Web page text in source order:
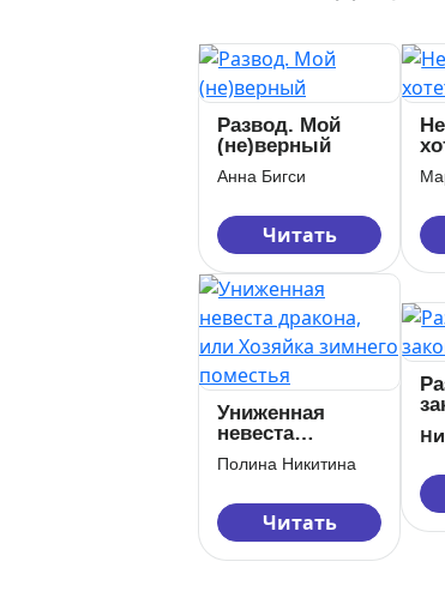
Развод. Мой
(не)верный
Анна Бигси
Читать
Униженная
невеста
дракона, или
Хозяйка
поместья
Полина Никитина
Читать
45